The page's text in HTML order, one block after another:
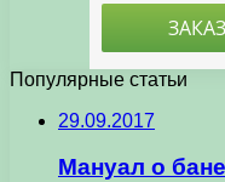
Популярные статьи
29.09.2017
Мануал о